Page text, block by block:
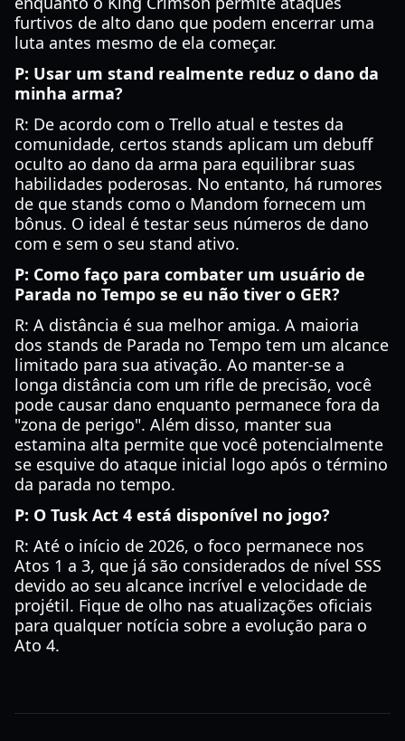
furtivos de alto dano que podem encerrar uma
luta antes mesmo de ela começar.
P: Usar um stand realmente reduz o dano da
minha arma?
R: De acordo com o Trello atual e testes da
comunidade, certos stands aplicam um debuff
oculto ao dano da arma para equilibrar suas
habilidades poderosas. No entanto, há rumores
de que stands como o Mandom fornecem um
bônus. O ideal é testar seus números de dano
com e sem o seu stand ativo.
P: Como faço para combater um usuário de
Parada no Tempo se eu não tiver o GER?
R: A distância é sua melhor amiga. A maioria
dos stands de Parada no Tempo tem um alcance
limitado para sua ativação. Ao manter-se a
longa distância com um rifle de precisão, você
pode causar dano enquanto permanece fora da
"zona de perigo". Além disso, manter sua
estamina alta permite que você potencialmente
se esquive do ataque inicial logo após o término
da parada no tempo.
P: O Tusk Act 4 está disponível no jogo?
R: Até o início de 2026, o foco permanece nos
Atos 1 a 3, que já são considerados de nível SSS
devido ao seu alcance incrível e velocidade de
projétil. Fique de olho nas atualizações oficiais
para qualquer notícia sobre a evolução para o
Ato 4.